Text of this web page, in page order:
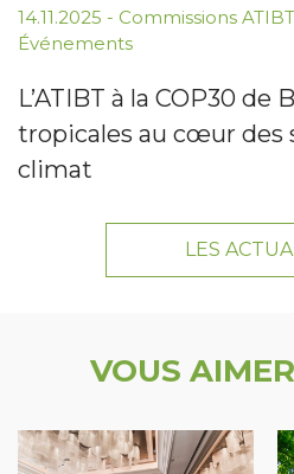
14.11.2025 - Commissions ATIBT
Événements
L’ATIBT à la COP30 de
tropicales au cœur des
climat
LES
VOUS